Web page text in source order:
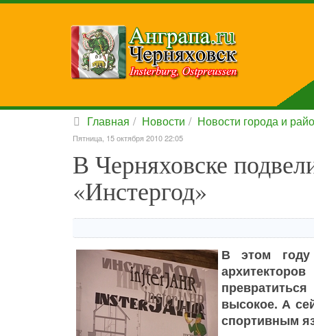
Главная Новости Новости города и
Пятница, 15 октября 2010 22:05
В Черняховске
«Инстергод»
В этом
высокое. А
спортивным